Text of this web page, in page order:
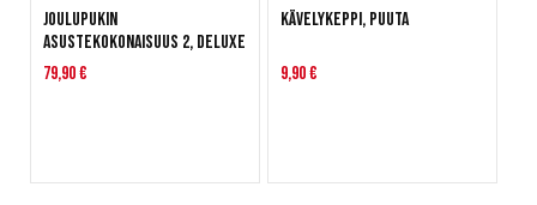
Joulupukin
asustekokonaisuus 2, deluxe
79,90 €
Kävelykeppi, puuta
9,90 €